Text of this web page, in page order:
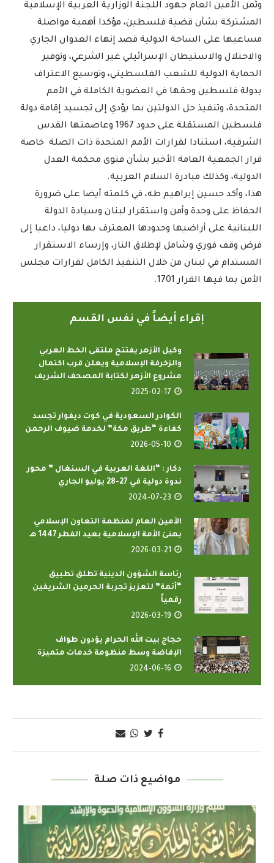
وثمن الأمين العام جهود اللجنة الوزارية العربية الإسلامية
المشتركة بشأن قضية فلسطين، مؤكدا أهمية مواصلة
مساعيها على الساحة الدولية قصد إنهاء العدوان الجاري
والاحتلال والاستيطان الإسرائيلي غير الشرعي، وتوفير
الحماية الدولية للشعب الفلسطيني، وتوسيع الاعتراف
بدولة فلسطين وحقها في العضوية الكاملة في الأمم
المتحدة، وتنفيذ حل الدولتين بما يؤدي إلى تجسيد إقامة دولة
فلسطين المستقلة على حدود 1967 وعاصمتها القدس
الشرقية، استنادا لقرارات الأمم المتحدة ذات الصلة خاصة
قرار الجمعية العامة الأخير بشأن فتوى محكمة العدل
الدولية، وكذلك مبادرة السلام العربية.
هذا، وأكد حسين إبراهيم طه، في كلمته أيضا على ضرورة
الحفاظ على وحدة وأمن واستقرار لبنان وسيادة الدولة
اللبنانية على أراضيها وحدودها المعترف بها دوليا، داعيا إلى
فرض وقف فوري وشامل لإطلاق النار، وإرساء الاستقرار
المستدام في لبنان من خلال التنفيذ الكامل لقرارات مجلس
الأمن بما فيها القرار 1701.
إقراء أيضاً في نفس القسم
وكيل الأزهر يفتتح ملتقى الخط العربي
والزخرفة الإسلامية ويعلن قرب اكتمال
مشروع الأزهر لكتابة ‏المصحف الشريف
2025-02-17
الكوادر السعودية في كوت ديفوار تجسد
كفاءة “طريق مكة” لخدمة ضيوف الرحمن
2026-05-10
دكار : “اللغة العربية في السنغال ” محور
ندوة دولية في 27-28 يوليو الجاري
2024-07-23
الأمين العام لمنظمة التعاون الإسلامي
يهنئ الأمة الإسلامية بعيد الفطر 1447 هـ
2026-03-21
رئاسة الشؤون الدينية تطلق تطبيق
“أئمة” لتعزيز تجربة الحرمين الشريفين
رقمياً
2026-03-19
حجاج بيت الله الحرام يؤدون طواف
الإفاضة وسط منظومة خدمات متميزة
2024-06-16
مواضيع ذات صلة